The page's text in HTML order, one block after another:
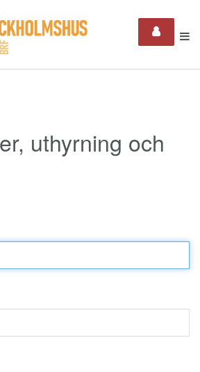
uthyrning och